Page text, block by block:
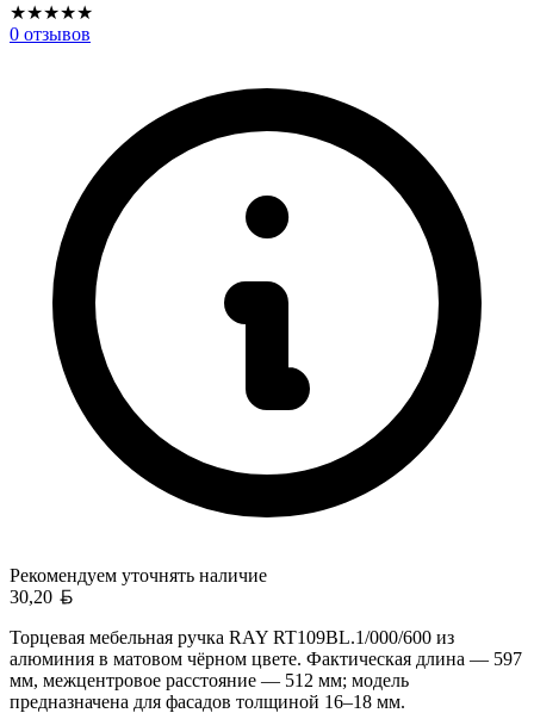
★★★★★
0 отзывов
Рекомендуем уточнять наличие
30,20
Торцевая мебельная ручка RAY RT109BL.1/000/600 из
алюминия в матовом чёрном цвете. Фактическая длина — 597
мм, межцентровое расстояние — 512 мм; модель
предназначена для фасадов толщиной 16–18 мм.